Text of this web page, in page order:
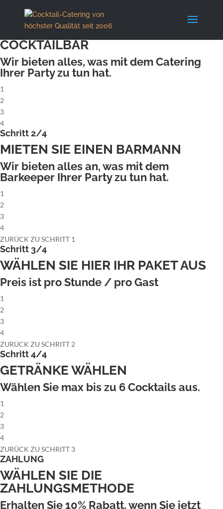
Schritt 1/4
MIETEN SIE EINE KOMPLETTE
COCKTAILBAR
Wir bieten alles, was mit dem Catering
Ihrer Party zu tun hat.
1
2
3
4
Schritt 2/4
MIETEN SIE EINEN BARMANN
Wir bieten alles an, was mit dem
Barkeeper Ihrer Party zu tun hat.
1
2
3
4
ZURÜCK ZU SCHRITT 1
Schritt 3/4
WÄHLEN SIE HIER IHR PAKET AUS
Preis ist pro Stunde / pro Gast
1
2
3
4
ZURÜCK ZU SCHRITT 2
Schritt 4/4
GETRÄNKE WÄHLEN
Wählen Sie max bis zu 6Cocktails aus.
1
2
3
4
ZURÜCK ZU SCHRITT 3
ZAHLUNG
WÄHLEN SIE DIE
ZAHLUNGSMETHODE
Erhalten Sie 10% Rabatt, wenn Sie jetzt